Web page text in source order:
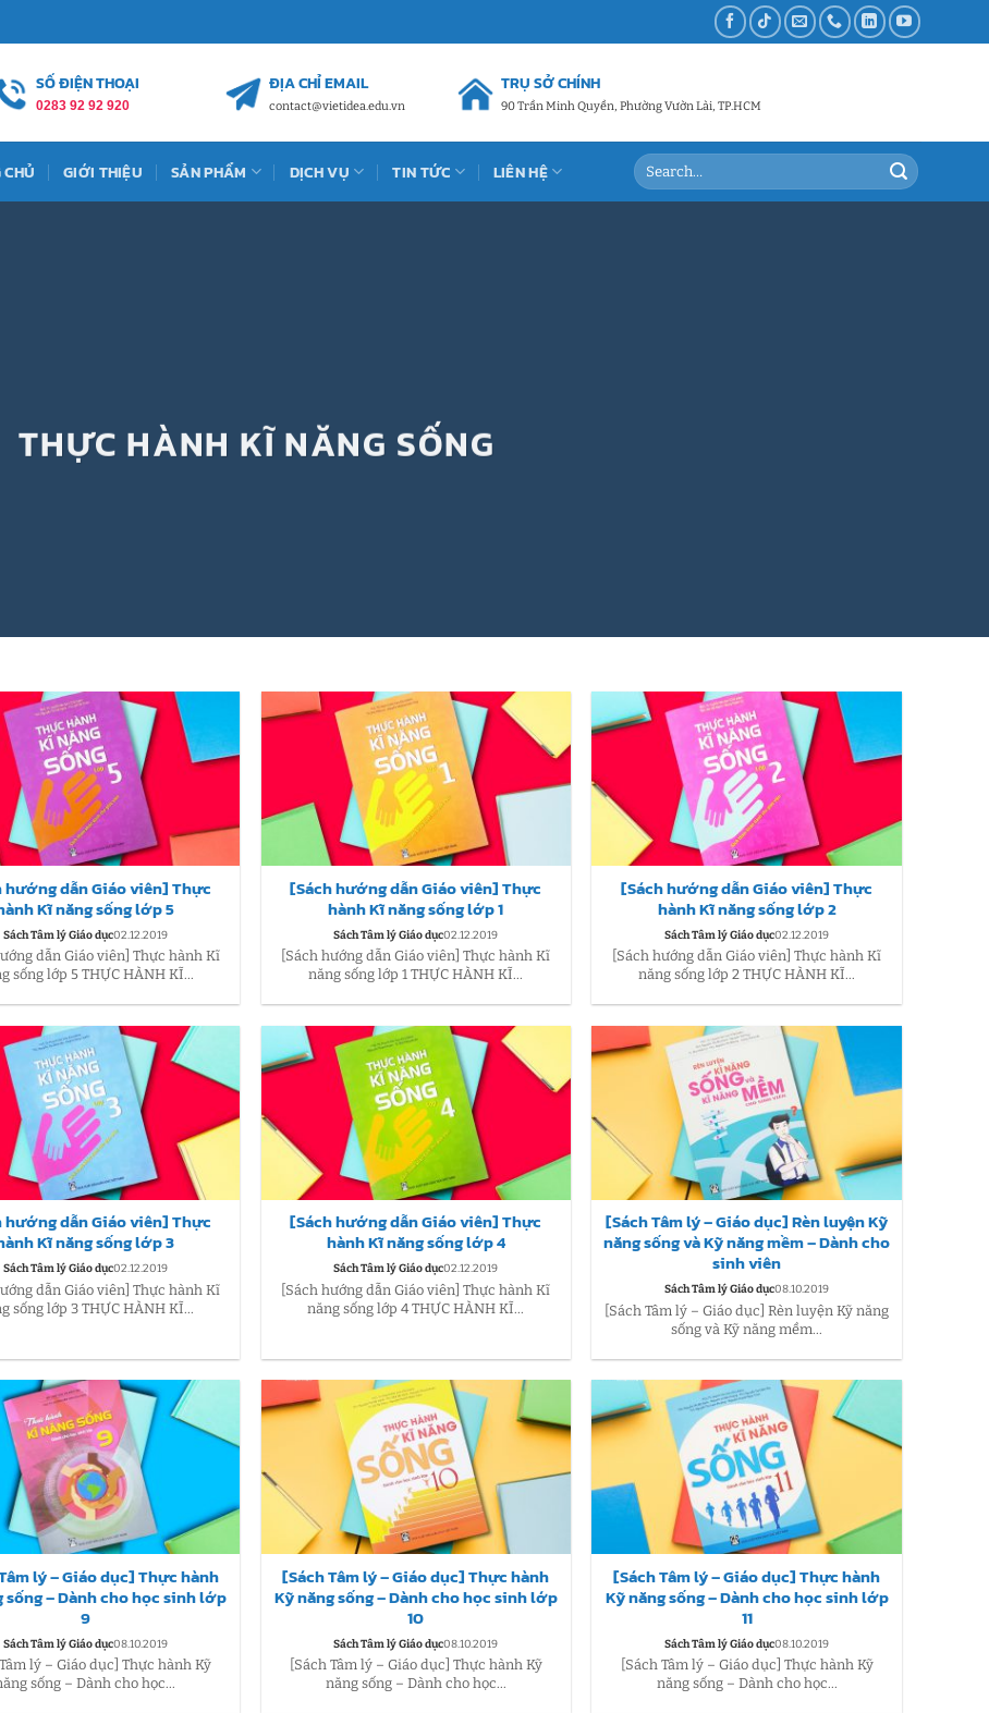
SỐ ĐIỆN THOẠI
0283 92 92 920
ĐỊA CHỈ EMAIL
contact@vietidea.edu.vn
TRỤ SỞ CHÍNH
90 Trần Minh Quyền, Phường Vườn Lài, TP.HCM
GIỚI THIỆU SẢN PHẨM DỊCH VỤ TIN TỨC LIÊN HỆ
THỰC HÀNH KĨ NĂNG SỐNG
hướng dẫn Giáo viên] Thực
Kĩ năng sống lớp 5
Sách Tâm lý Giáo dục02.12.2019
dẫn Giáo viên] Thực hành Kĩ
sống lớp 5 THỰC HÀNH KĨ...
[Sách hướng dẫn Giáo viên] Thực
hành Kĩ năng sống lớp 1
Sách Tâm lý Giáo dục02.12.2019
[Sách hướng dẫn Giáo viên] Thực hành Kĩ
năng sống lớp 1 THỰC HÀNH KĨ...
[Sách hướng dẫn Giáo viên] Thực
hành Kĩ năng sống lớp 2
Sách Tâm lý Giáo dục02.12.2019
[Sách hướng dẫn Giáo viên] Thực hành Kĩ
năng sống lớp 2 THỰC HÀNH KĨ...
hướng dẫn Giáo viên] Thực
Kĩ năng sống lớp 3
Sách Tâm lý Giáo dục02.12.2019
dẫn Giáo viên] Thực hành Kĩ
sống lớp 3 THỰC HÀNH KĨ...
[Sách hướng dẫn Giáo viên] Thực
hành Kĩ năng sống lớp 4
Sách Tâm lý Giáo dục02.12.2019
[Sách hướng dẫn Giáo viên] Thực hành Kĩ
năng sống lớp 4 THỰC HÀNH KĨ...
[Sách Tâm lý – Giáo dục] Rèn luyện Kỹ
năng sống và Kỹ năng mềm – Dành cho
sinh viên
Sách Tâm lý Giáo dục08.10.2019
[Sách Tâm lý – Giáo dục] Rèn luyện Kỹ năng
sống và Kỹ năng mềm...
lý – Giáo dục] Thực hành
sống – Dành cho học sinh lớp
9
Sách Tâm lý Giáo dục08.10.2019
Tâm lý – Giáo dục] Thực hành Kỹ
sống – Dành cho học...
[Sách Tâm lý – Giáo dục] Thực hành
Kỹ năng sống – Dành cho học sinh lớp
10
Sách Tâm lý Giáo dục08.10.2019
[Sách Tâm lý – Giáo dục] Thực hành Kỹ
năng sống – Dành cho học...
[Sách Tâm lý – Giáo dục] Thực hành
Kỹ năng sống – Dành cho học sinh lớp
11
Sách Tâm lý Giáo dục08.10.2019
[Sách Tâm lý – Giáo dục] Thực hành Kỹ
năng sống – Dành cho học...